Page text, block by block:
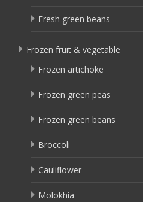
Fresh green beans
Frozen fruit & vegetable
Frozen artichoke
Frozen green peas
Frozen green beans
Broccoli
Cauliflower
Molokhia